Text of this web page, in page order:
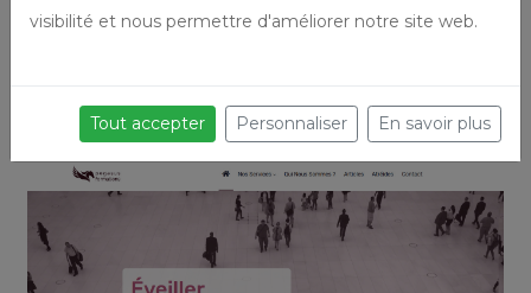
visibilité et nous permettre d'améliorer notre site web.
Tout accepter Personnaliser En savoir plus